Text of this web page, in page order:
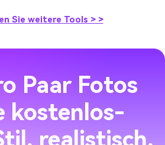
Sie weitere Tools > >
Paar Fotos
kostenlos-
realistisch,